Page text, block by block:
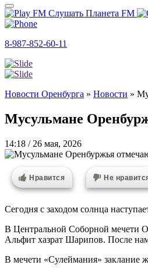
Слушать Планета FM
8-987-852-60-11
Новости Оренбурга » Новости »
Мусульмане
14:18 / 26 мая, 2026
Нравится Не
Сегодня с заходом солнца
В Центральной Соборной мечети
Альфит хазрат Шарипов. После
В мечети «Сулеймания» заклание